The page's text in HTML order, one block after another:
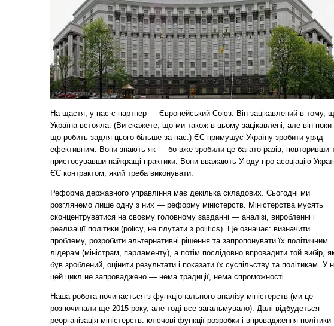
На щастя, у нас є партнер — Європейський Союз. Він зацікавлений в тому,
Україна встояла. (Ви скажете, що ми також в цьому зацікавлені, але він поки
що робить задля цього більше за нас.) ЄС примушує Україну зробити уряд
ефективним. Вони знають як — бо вже зробили це багато разів, повторивши
пристосувавши найкращі практики. Вони вважають Угоду про асоціацію
ЄС контрактом, який треба виконувати.
Реформа державного управління має декілька складових. Сьогодні ми
розглянемо лише одну з них — реформу міністерств. Міністерства мусять
сконцентруватися на своєму головному завданні — аналізі, виробленні і
реалізації політики (policy, не плутати з politics). Це означає: визначити
проблему, розробити альтернативні рішення та запропонувати їх політичним
лідерам (міністрам, парламенту), а потім послідовно впровадити той вибір,
був зроблений, оцінити результати і показати їх суспільству та політикам. У
цей цикл не запроваджено — нема традиції, нема спроможності.
Наша робота починається з функціонального аналізу міністерств (ми це
розпочинали ще 2015 року, але тоді все загальмувало). Далі відбудеться
реорганізація міністерств: ключові функції розробки і впровадження політики